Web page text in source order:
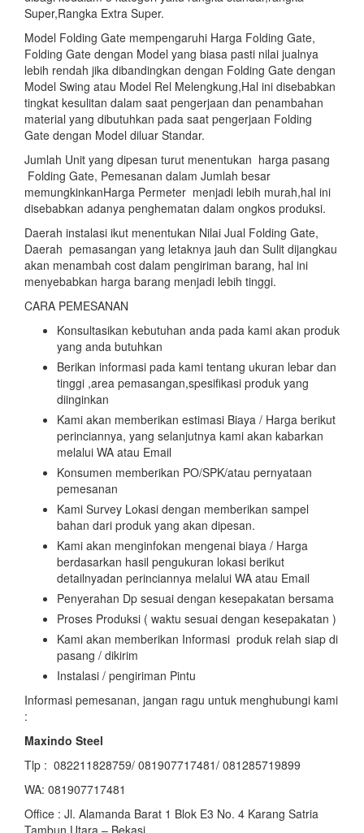
Super,Rangka Extra Super.
Model Folding Gate mempengaruhi Harga Folding Gate,
Folding Gate dengan Model yang biasa pasti nilai jualnya
lebih rendah jika dibandingkan dengan Folding Gate dengan
Model Swing atau Model Rel Melengkung,Hal ini disebabkan
tingkat kesulitan dalam saat pengerjaan dan penambahan
material yang dibutuhkan pada saat pengerjaan Folding
Gate dengan Model diluar Standar.
Jumlah Unit yang dipesan turut menentukan harga pasang
Folding Gate, Pemesanan dalam Jumlah besar
memungkinkanHarga Permeter menjadi lebih murah,hal ini
disebabkan adanya penghematan dalam ongkos produksi.
Daerah instalasi ikut menentukan Nilai Jual Folding Gate,
Daerah pemasangan yang letaknya jauh dan Sulit dijangkau
akan menambah cost dalam pengiriman barang, hal ini
menyebabkan harga barang menjadi lebih tinggi.
CARA PEMESANAN
Konsultasikan kebutuhan anda pada kami akan produk
yang anda butuhkan
Berikan informasi pada kami tentang ukuran lebar dan
tinggi ,area pemasangan,spesifikasi produk yang
diinginkan
Kami akan memberikan estimasi Biaya / Harga berikut
perinciannya, yang selanjutnya kami akan kabarkan
melalui WA atau Email
Konsumen memberikan PO/SPK/atau pernyataan
pemesanan
Kami Survey Lokasi dengan memberikan sampel
bahan dari produk yang akan dipesan.
Kami akan menginfokan mengenai biaya / Harga
berdasarkan hasil pengukuran lokasi berikut
detailnyadan perinciannya melalui WA atau Email
Penyerahan Dp sesuai dengan kesepakatan bersama
Proses Produksi ( waktu sesuai dengan kesepakatan )
Kami akan memberikan Informasi produk relah siap di
pasang / dikirim
Instalasi / pengiriman Pintu
Informasi pemesanan, jangan ragu untuk menghubungi kami
:
Maxindo Steel
Tlp : 082211828759/ 081907717481/ 081285719899
WA: 081907717481
Office : Jl. Alamanda Barat 1 Blok E3 No. 4 Karang Satria